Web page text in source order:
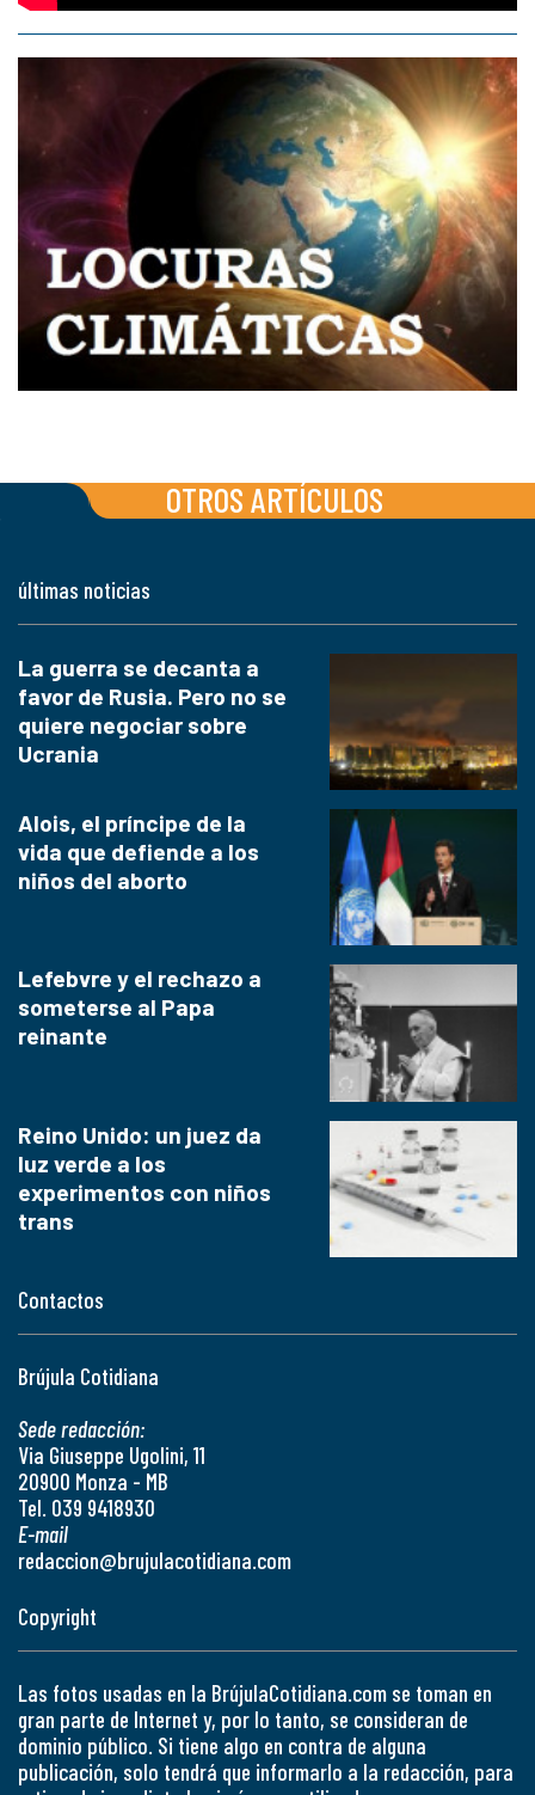
OTROS ARTÍCULOS
Contactos
Brújula Cotidiana
Sede redacción:
Via Giuseppe Ugolini, 11
20900 Monza - MB
Tel. 039 9418930
E-mail
redaccion@brujulacotidiana.com
últimas noticias
La guerra se decanta a
favor de Rusia. Pero no se
quiere negociar sobre
Ucrania
Alois, el príncipe de la
vida que defiende a los
niños del aborto
Lefebvre y el rechazo a
someterse al Papa
reinante
Reino Unido: un juez da
luz verde a los
experimentos con niños
trans
Copyright
Las fotos usadas en la BrújulaCotidiana.com se toman en
gran parte de Internet y, por lo tanto, se consideran de
dominio público. Si tiene algo en contra de alguna
publicación, solo tendrá que informarlo a la redacción, para